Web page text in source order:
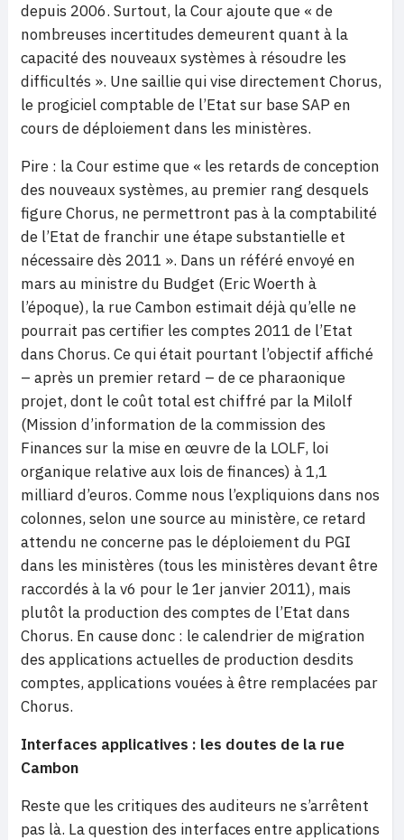
depuis 2006. Surtout, la Cour ajoute que « de
nombreuses incertitudes demeurent quant à la
capacité des nouveaux systèmes à résoudre les
difficultés ». Une saillie qui vise directement Chorus,
le progiciel comptable de l’Etat sur base SAP en
cours de déploiement dans les ministères.
Pire : la Cour estime que « les retards de conception
des nouveaux systèmes, au premier rang desquels
figure Chorus, ne permettront pas à la comptabilité
de l’Etat de franchir une étape substantielle et
nécessaire dès 2011 ». Dans un référé envoyé en
mars au ministre du Budget (Eric Woerth à
l’époque), la rue Cambon estimait déjà qu’elle ne
pourrait pas certifier les comptes 2011 de l’Etat
dans Chorus. Ce qui était pourtant l’objectif affiché
– après un premier retard – de ce pharaonique
projet, dont le coût total est chiffré par la Milolf
(Mission d’information de la commission des
Finances sur la mise en œuvre de la LOLF, loi
organique relative aux lois de finances) à 1,1
milliard d’euros. Comme nous l’expliquions dans nos
colonnes, selon une source au ministère, ce retard
attendu ne concerne pas le déploiement du PGI
dans les ministères (tous les ministères devant être
raccordés à la v6 pour le 1er janvier 2011), mais
plutôt la production des comptes de l’Etat dans
Chorus. En cause donc : le calendrier de migration
des applications actuelles de production desdits
comptes, applications vouées à être remplacées par
Chorus.
Interfaces applicatives : les doutes de la rue
Cambon
Reste que les critiques des auditeurs ne s’arrêtent
pas là. La question des interfaces entre applications